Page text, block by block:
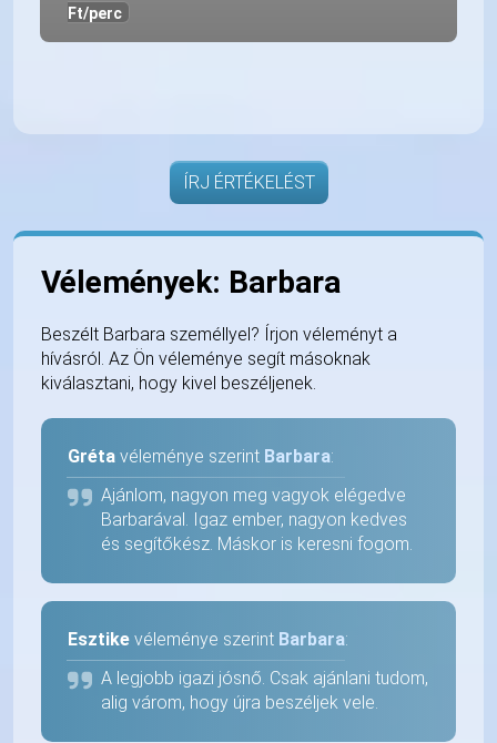
Ft/perc
ÍRJ ÉRTÉKELÉST
Vélemények: Barbara
Beszélt Barbara személlyel? Írjon véleményt a
hívásról. Az Ön véleménye segít másoknak
kiválasztani, hogy kivel beszéljenek.
Gréta véleménye szerint Barbara:
Ajánlom, nagyon meg vagyok elégedve
Barbarával. Igaz ember, nagyon kedves
és segítőkész. Máskor is keresni fogom.
Esztike véleménye szerint Barbara:
A legjobb igazi jósnő. Csak ajánlani tudom,
alig várom, hogy újra beszéljek vele.